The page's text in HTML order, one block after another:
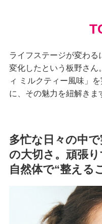
ライフステージが変わる
変化したという板野さん
ィ ミルクティー風味」
に、その魅力を紐解きま
多忙な日々の中
の大切さ。頑張
自然体で“整える